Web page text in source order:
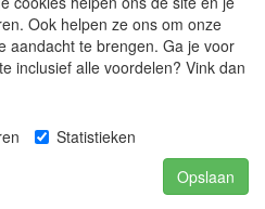
Offgrid Energy B.V. ©2012-
Ook helpen ze ons om onze
aandacht te brengen. Ga je voor
inclusief alle voordelen? Vink dan
Statistieken
Opslaan